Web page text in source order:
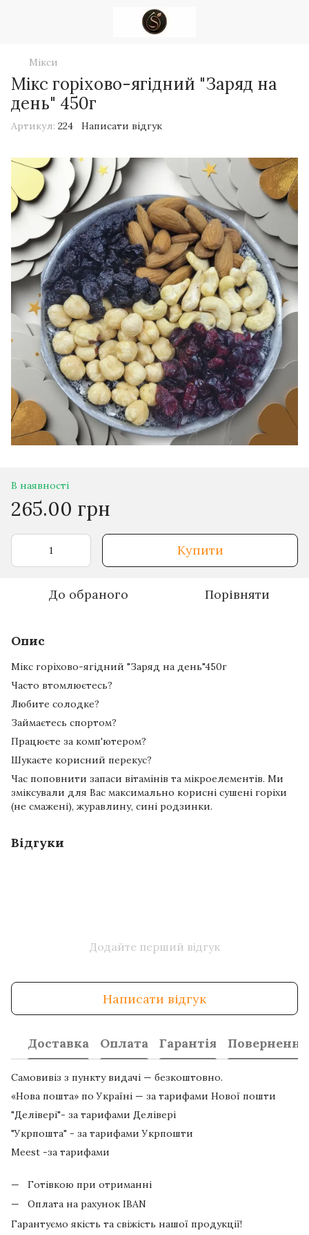
Мікси
Мікс горіхово-ягідний "Заряд на
день" 450г
Артикул: 224 Написати відгук
В наявності
265.00 грн
Купити
До обраного Порівняти
Опис
Мікс горіхово-ягідний "Заряд на день"450г
Часто втомлюєтесь?
Любите солодке?
Займаєтесь спортом?
Працюєте за комп'ютером?
Шукаєте корисний перекус?
Час поповнити запаси вітамінів та мікроелементів. Ми
зміксували для Вас максимально корисні сушені горіхи
(не смажені), журавлину, сині родзинки.
Відгуки
Додайте перший відгук
Написати відгук
Доставка Оплата Гарантія Повернення
Самовивіз з пункту видачі — безкоштовно.
«Нова пошта» по Україні — за тарифами Нової пошти
"Делівері"- за тарифами Делівері
"Укрпошта" - за тарифами Укрпошти
Meest -за тарифами
Готівкою при отриманні
Оплата на рахунок IBAN
Гарантуємо якість та свіжість нашої продукції!